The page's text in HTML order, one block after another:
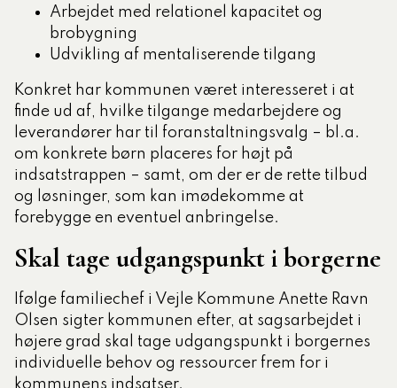
Arbejdet med relationel kapacitet og
brobygning
Udvikling af mentaliserende tilgang
Konkret har kommunen været interesseret i at
finde ud af, hvilke tilgange medarbejdere og
leverandører har til foranstaltningsvalg – bl.a.
om konkrete børn placeres for højt på
indsatstrappen – samt, om der er de rette tilbud
og løsninger, som kan imødekomme at
forebygge en eventuel anbringelse.
Skal tage udgangspunkt i borgerne
Ifølge familiechef i Vejle Kommune Anette Ravn
Olsen sigter kommunen efter, at sagsarbejdet i
højere grad skal tage udgangspunkt i borgernes
individuelle behov og ressourcer frem for i
kommunens indsatser.